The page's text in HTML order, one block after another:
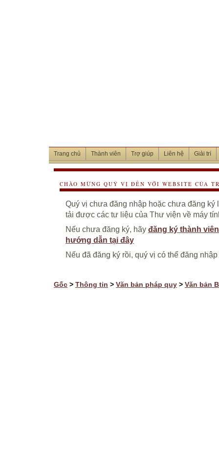
Trang chủ Thành viên Trợ giúp Liên hệ Giải trí
CHÀO MỪNG QUÝ VỊ ĐẾN VỚI WEBSITE CỦA
Quý vị chưa đăng nhập hoặc chưa đăng ký
tải được các tư liệu của Thư viện về máy
Nếu chưa đăng ký, hãy đăng ký thành
hướng dẫn tại đây
Nếu đã đăng ký rồi, quý vị có thể đăng
Gốc > Thông tin > Văn bản pháp quy > Văn bản